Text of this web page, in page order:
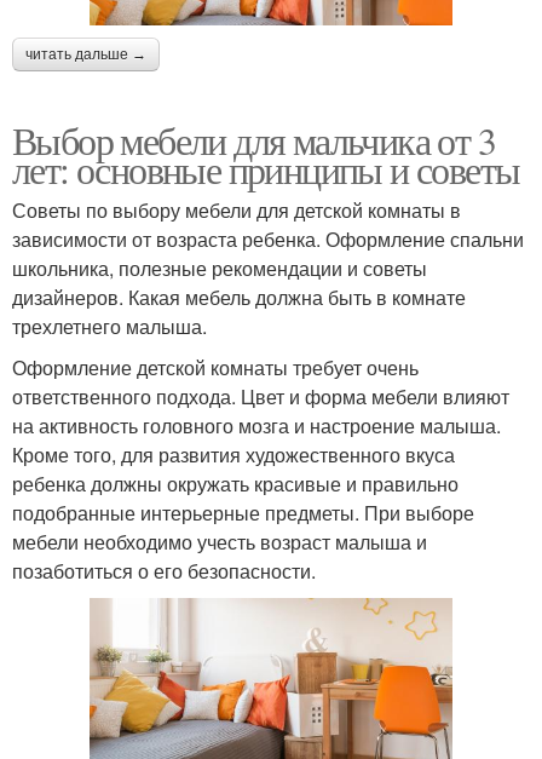
читать дальше →
Выбор мебели для мальчика от 3
лет: основные принципы и советы
Советы по выбору мебели для детской комнаты в
зависимости от возраста ребенка. Оформление спальни
школьника, полезные рекомендации и советы
дизайнеров. Какая мебель должна быть в комнате
трехлетнего малыша.
Оформление детской комнаты требует очень
ответственного подхода. Цвет и форма мебели влияют
на активность головного мозга и настроение малыша.
Кроме того, для развития художественного вкуса
ребенка должны окружать красивые и правильно
подобранные интерьерные предметы. При выборе
мебели необходимо учесть возраст малыша и
позаботиться о его безопасности.